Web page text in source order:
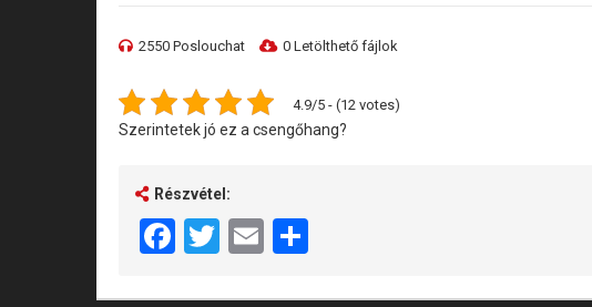
2550 Poslouchat 0 Letölthető fájlok
4.9/5 - (12 votes)
Szerintetek jó ez a csengőhang?
Részvétel:
Facebook
Twitter
Email